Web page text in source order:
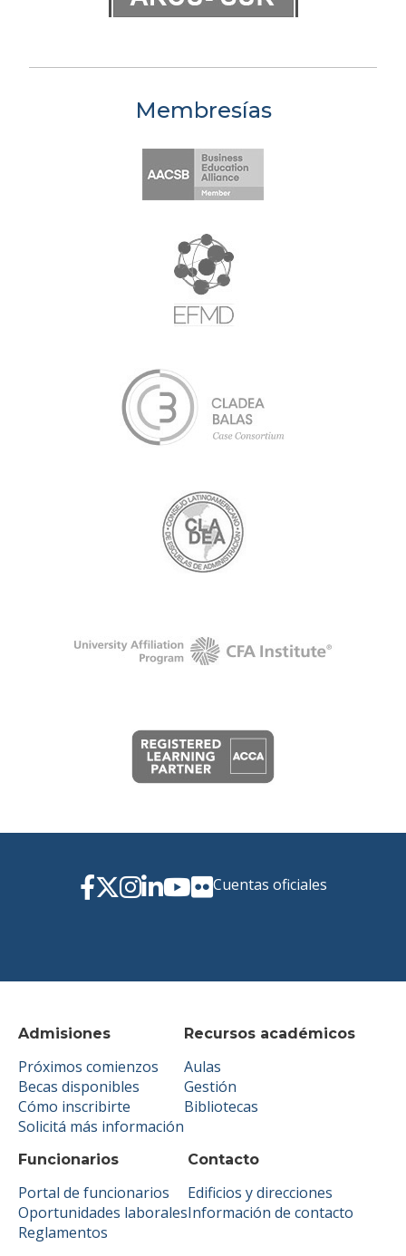
Membresías
Admisiones
Próximos comienzos
Becas disponibles
Cómo inscribirte
Solicitá más información
Recursos académicos
Aulas
Gestión
Bibliotecas
Funcionarios
Portal de funcionarios
Oportunidades laborales
Reglamentos
Contacto
Edificios y direcciones
Información de contacto
Cuentas oficiales